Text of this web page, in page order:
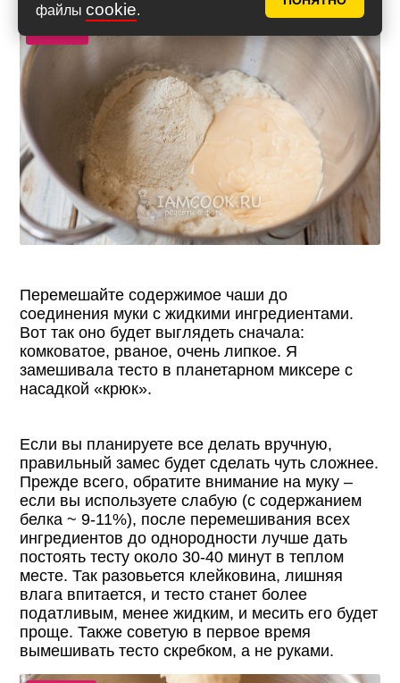
файлы cookie.
Перемешайте содержимое чаши до
соединения муки с жидкими ингредиентами.
Вот так оно будет выглядеть сначала:
комковатое, рваное, очень липкое. Я
замешивала тесто в планетарном миксере с
насадкой «крюк».
Если вы планируете все делать вручную,
правильный замес будет сделать чуть сложнее.
Прежде всего, обратите внимание на муку –
если вы используете слабую (с содержанием
белка ~ 9-11%), после перемешивания всех
ингредиентов до однородности лучше дать
постоять тесту около 30-40 минут в теплом
месте. Так разовьется клейковина, лишняя
влага впитается, и тесто станет более
податливым, менее жидким, и месить его будет
проще. Также советую в первое время
вымешивать тесто скребком, а не руками.